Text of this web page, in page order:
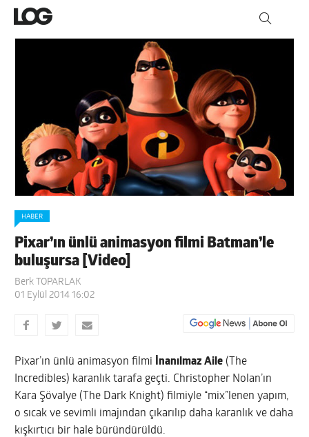
HABER
Pixar’ın ünlü animasyon filmi Batman’le
buluşursa [Video]
Berk TOPARLAK
01 Eylül 2014 16:02
Pixar’ın ünlü animasyon filmi İnanılmaz Aile (The
Incredibles) karanlık tarafa geçti. Christopher Nolan’ın
Kara Şövalye (The Dark Knight) filmiyle “mix”lenen yapım,
o sıcak ve sevimli imajından çıkarılıp daha karanlık ve daha
kışkırtıcı bir hale büründürüldü.